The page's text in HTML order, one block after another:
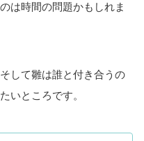
は時間の問題かもしれま
して雛は誰と付き合うの
いところです。